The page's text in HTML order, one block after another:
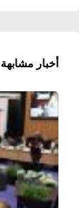
أخبار مشابهة